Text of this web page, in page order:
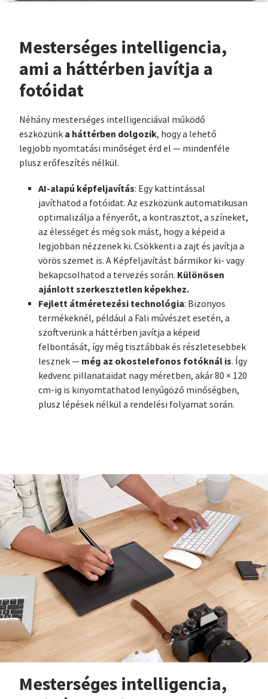
Mesterséges intelligencia,
ami a háttérben javítja a
fotóidat
Néhány mesterséges intelligenciával működő
eszközünk a háttérben dolgozik, hogy a lehető
legjobb nyomtatási minőséget érd el — mindenféle
plusz erőfeszítés nélkül.
AI-alapú képfeljavítás: Egy kattintással
javíthatod a fotóidat. Az eszközünk automatikusan
optimalizálja a fényerőt, a kontrasztot, a színeket,
az élességet és még sok mást, hogy a képeid a
legjobban nézzenek ki. Csökkenti a zajt és javítja a
vörös szemet is. A Képfeljavítást bármikor ki- vagy
bekapcsolhatod a tervezés során. Különösen
ajánlott szerkesztetlen képekhez.
Fejlett átméretezési technológia: Bizonyos
termékeknél, például a Fali művészet esetén, a
szoftverünk a háttérben javítja a képeid
felbontását, így még tisztábbak és részletesebbek
lesznek — még az okostelefonos fotóknál is. Így
kedvenc pillanataidat nagy méretben, akár 80 × 120
cm-ig is kinyomtathatod lenyűgöző minőségben,
plusz lépések nélkül a rendelési folyamat során.
Mesterséges intelligencia,